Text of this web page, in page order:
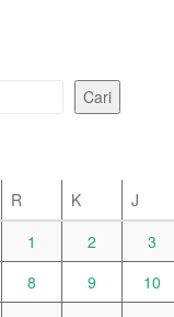
Cari
R K J
1
2 3
8 9 10